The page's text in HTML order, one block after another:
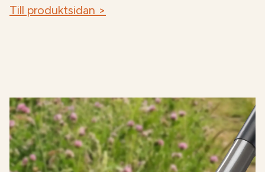
Till produktsidan >